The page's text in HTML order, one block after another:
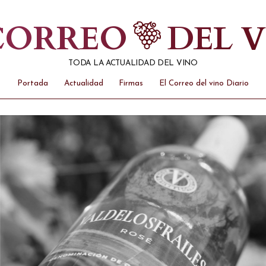
DEL
TODA LA ACTUALIDAD DEL VINO
Portada Actualidad Firmas El Correo del vino Diario